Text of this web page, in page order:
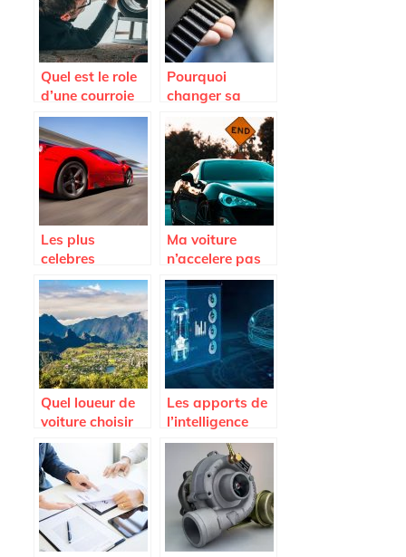
Quel est le role
d’une courroie
d’alternateur
Pourquoi
changer sa
courroie de
distribution
Renault ?
Les plus
celebres
voitures de
legende
Ma voiture
n’accelere pas
plus; est-ce que
je dois changer
l’embrayage ?
Quel loueur de
voiture choisir
sur l’Ile de la
Reunion ?
Les apports de
l’intelligence
artificielle dans
le secteur
automobile.